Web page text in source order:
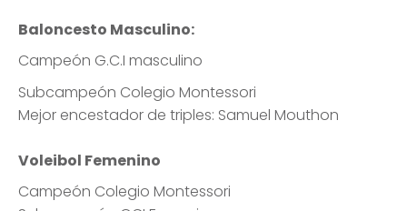
Baloncesto Masculino:
Campeón G.C.I masculino
Subcampeón Colegio Montessori
Mejor encestador de triples: Samuel Mouthon
Voleibol Femenino
Campeón Colegio Montessori